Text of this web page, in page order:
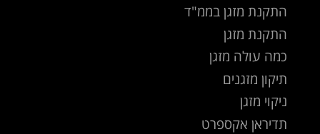
התקנת מזגן בממ"ד
התקנת מזגן
כמה עולה מזגן
תיקון מזגנים
ניקוי מזגן
תדיראן אקספרט